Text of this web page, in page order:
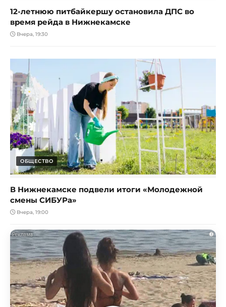
12-летнюю питбайкершу остановила ДПС во
время рейда в Нижнекамске
Вчера, 19:30
ОБЩЕСТВО
В Нижнекамске подвели итоги «Молодежной
смены СИБУРа»
Вчера, 19:00
i